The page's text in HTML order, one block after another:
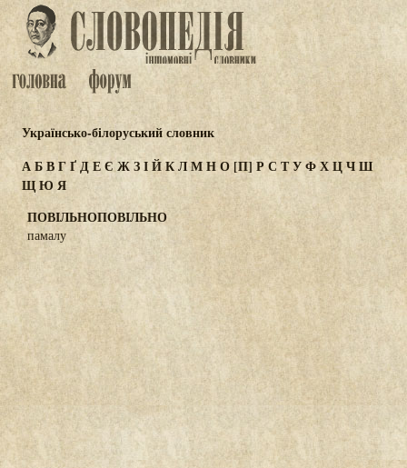
Українсько-білоруський словник
АБВГҐДЕЄ ЖЗІЙКЛМНО[П] Р С ТУФХЦЧШ
ЩЮ Я
ПОВІЛЬНОПОВІЛЬНО
памалу